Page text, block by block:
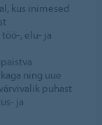
kus inimesed
, elu- ja
ning uue
puhast
ja